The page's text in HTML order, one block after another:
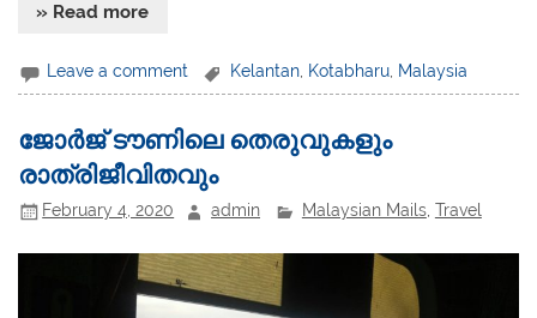
» Read more
Leave a comment Kelantan, Kotabharu, Malaysia
ജോർജ് ടൗണിലെ തെരുവുകളും
രാത്രിജീവിതവും
February 4, 2020 admin Malaysian Mails, Travel